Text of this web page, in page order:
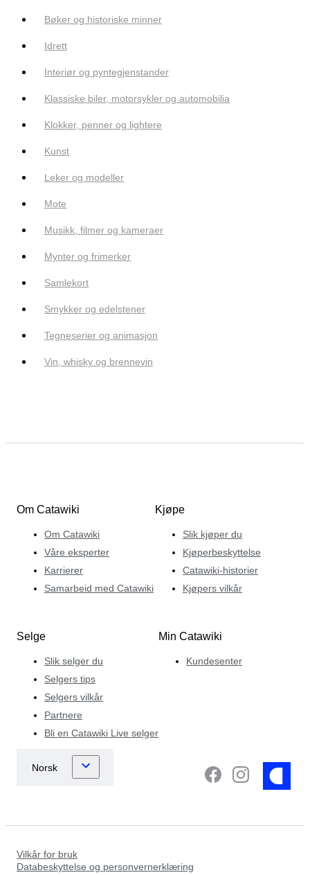
Bøker og historiske minner
Idrett
Interiør og pyntegjenstander
Klassiske biler, motorsykler og automobilia
Klokker, penner og lightere
Kunst
Leker og modeller
Mote
Musikk, filmer og kameraer
Mynter og frimerker
Samlekort
Smykker og edelstener
Tegneserier og animasjon
Vin, whisky og brennevin
Om Catawiki
Om Catawiki
Våre eksperter
Karrierer
Samarbeid med Catawiki
Kjøpe
Slik kjøper du
Kjøperbeskyttelse
Catawiki-historier
Kjøpers vilkår
Selge
Slik selger du
Selgers tips
Selgers vilkår
Partnere
Bli en Catawiki Live selger
Min Catawiki
Kundesenter
Vilkår for bruk
Databeskyttelse og personvernerklæring